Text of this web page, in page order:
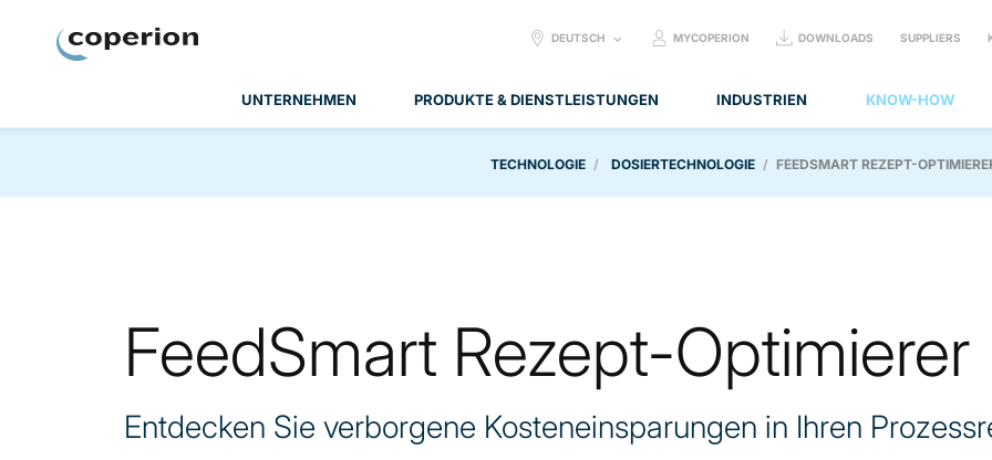
UNTERNEHMEN PRODUKTE & DIENSTLEISTUNGEN INDUSTRIEN KNOW-HOW
SELECT
DEUTSCH MYCOPERION DOWNLOADS SUPPLIERS
TECHNOLOGIE DOSIERTECHNOLOGIE FEEDSMART REZEPT-
FeedSmart Rezept-Optimierer
Entdecken Sie verborgene Kosteneinsparungen in Ihren